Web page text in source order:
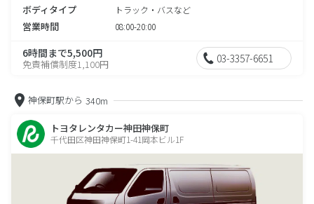
ボディタイプ トラック・バスなど
営業時間 08:00-20:00
6時間まで5,500円
免責補償制度1,100円 03-3357-6651
神保町駅から 340m
トヨタレンタカー神田神保町
千代田区神田神保町1-41岡本ビル1F